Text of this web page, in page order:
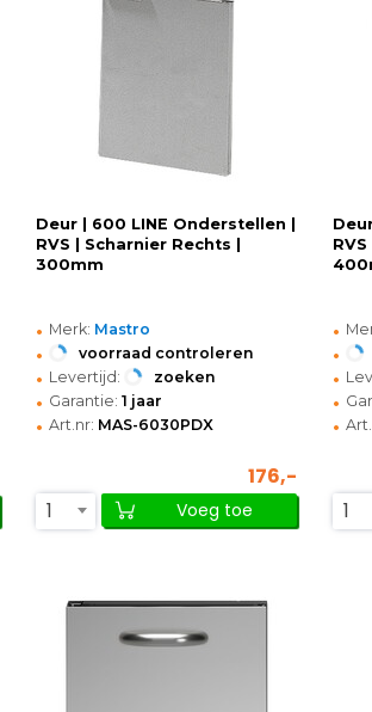
Deur | 600 LINE Onderstellen |
RVS | Scharnier Rechts |
300mm
• Merk: Mastro
• voorraad controleren
• Levertijd: zoeken
• Garantie: 1 jaar
• Art.nr: MAS-6030PDX
176,-
1
Voeg toe
•
•
•
•
•
1